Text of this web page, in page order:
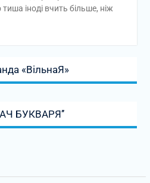
тиша іноді вчить більше, ніж
«ВільнаЯ»
БУКВАРЯʼʼ